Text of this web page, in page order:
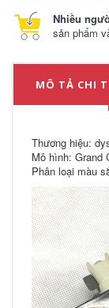
Nhiều
sản phẩm
MÔ TẢ CHI
Thương hiệu:
Mô hình: Grand
Phân loại màu